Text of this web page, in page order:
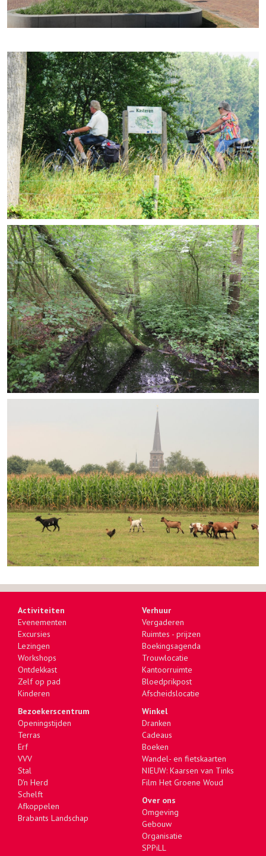
Activiteiten
Evenementen
Excursies
Lezingen
Workshops
Ontdekkast
Zelf op pad
Kinderen
Verhuur
Vergaderen
Ruimtes - prijzen
Boekingsagenda
Trouwlocatie
Kantoorruimte
Bloedprikpost
Afscheidslocatie
Bezoekerscentrum
Openingstijden
Terras
Erf
VVV
Stal
D'n Herd
Schelft
Afkoppelen
Brabants Landschap
Winkel
Dranken
Cadeaus
Boeken
Wandel- en fietskaarten
NIEUW: Kaarsen van Tinks
Film Het Groene Woud
Over ons
Omgeving
Gebouw
Organisatie
SPPiLL